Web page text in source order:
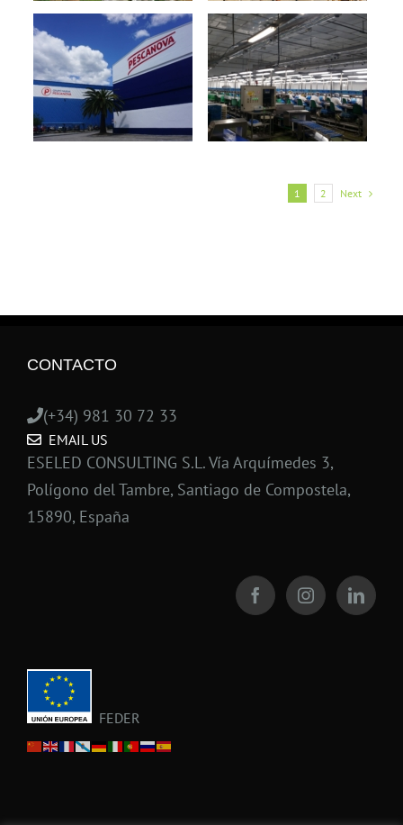
1 2 Next
CONTACTO
(+34) 981 30 72 33
EMAIL US
ESELED CONSULTING S.L. Vía Arquímedes 3,
Polígono del Tambre, Santiago de Compostela,
15890, España
FEDER